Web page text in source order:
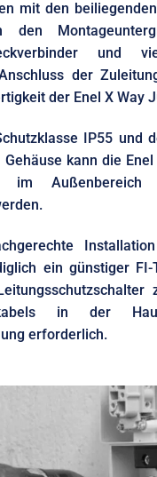
mit den
den
und
der
der Enel X Way
IP55 und
Gehäuse kann die
im Außenbereich
ein günstiger
in der
erforderlich.